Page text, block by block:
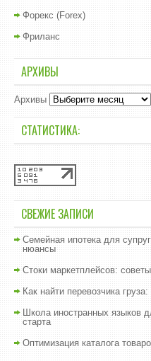
Форекс (Forex)
Фриланс
АРХИВЫ
Архивы
СТАТИСТИКА:
СВЕЖИЕ ЗАПИСИ
Семейная ипотека для
нюансы
Стоки маркетплейсов:
Как найти перевозчика
Школа иностранных языков
старта
Оптимизация каталога